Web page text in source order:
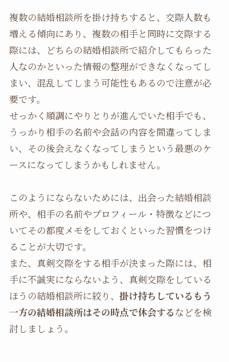
複数の結婚相談所を掛け持ちすると、交際人数も
増える傾向にあり、複数の相手と同時に交際する
際には、どちらの結婚相談所で紹介してもらった
人なのかといった情報の整理ができなくなってし
まい、混乱してしまう可能性もあるので注意が必
要です。
せっかく順調にやりとりが進んでいた相手でも、
うっかり相手の名前や会話の内容を間違ってしま
い、その後会えなくなってしまうという最悪のケ
ースになってしまうかもしれません。
このようにならないためには、出会った結婚相談
所や、相手の名前やプロフィール・特徴などにつ
いてその都度メモをしておくといった習慣をつけ
ることが大切です。
また、真剣交際をする相手が決まった際には、相
手に不誠実にならないよう、真剣交際をしている
ほうの結婚相談所に絞り、 掛け持ちしているもう
一方の結婚相談所はその時点で休会するなどを検
討しましょう。